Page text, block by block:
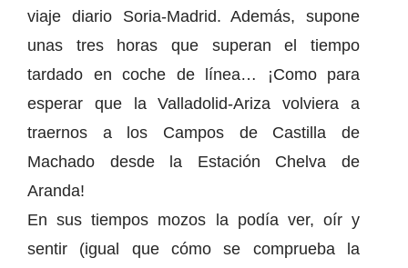
viaje diario Soria-Madrid. Además, supone
unas tres horas que superan el tiempo
tardado en coche de línea… ¡Como para
esperar que la Valladolid-Ariza volviera a
traernos a los Campos de Castilla de
Machado desde la Estación Chelva de
Aranda!
En sus tiempos mozos la podía ver, oír y
sentir (igual que cómo se comprueba la